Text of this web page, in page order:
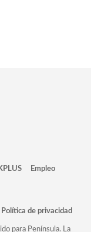
Empleo
Política de privacidad
para Península. La